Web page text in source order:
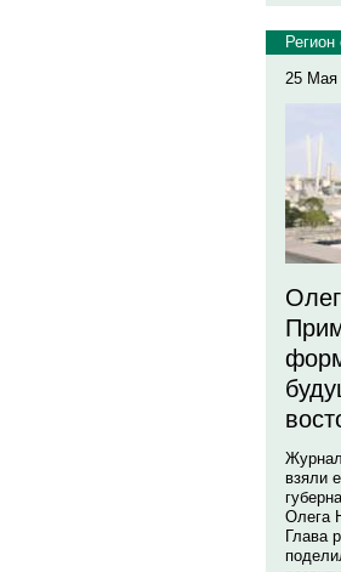
Регион
25 Мая
взяли
Олега
Глава